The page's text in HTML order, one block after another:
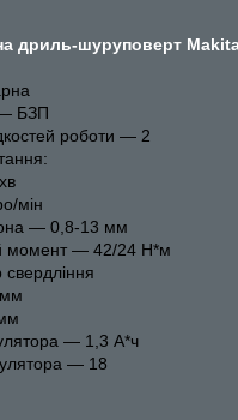
дриль-шуруповерт
БЗП
роботи ― 2
мін
― 0,8-13 мм
момент ― 42/24 Н*м
― 1,3 А*ч
― 18